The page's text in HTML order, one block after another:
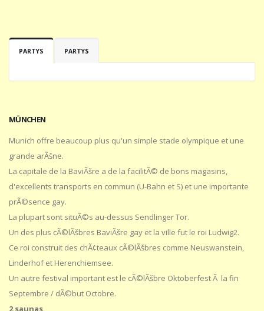
PARTYS PARTYS
MÜNCHEN
Munich offre beaucoup plus qu'un simple stade olympique et une
grande arÃšne.
La capitale de la BaviÃšre a de la facilitÃ© de bons magasins,
d'excellents transports en commun (U-Bahn et S) et une importante
prÃ©sence gay.
La plupart sont situÃ©s au-dessus Sendlinger Tor.
Un des plus cÃ©lÃšbres BaviÃšre gay et la ville fut le roi Ludwig2.
Ce roi construit des chÃ¢teaux cÃ©lÃšbres comme Neuswanstein,
Linderhof et Herenchiemsee.
Un autre festival important est le cÃ©lÃšbre Oktoberfest Ã la fin
Septembre / dÃ©but Octobre.
2 saunas